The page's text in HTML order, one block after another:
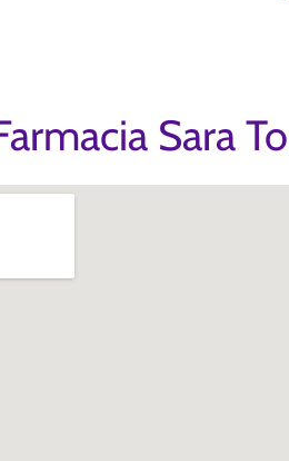
Sara